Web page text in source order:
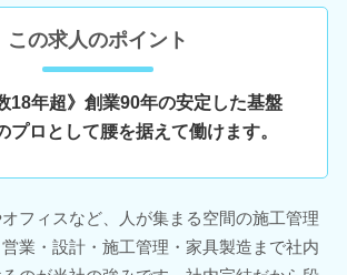
この求人のポイント
18年超》創業90年の安定した基盤
プロとして腰を据えて働けます。
フィスなど、人が集まる空間の施工管理
業・設計・施工管理・家具製造まで社内